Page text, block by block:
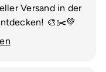
Versand in der
🎨✂️💚